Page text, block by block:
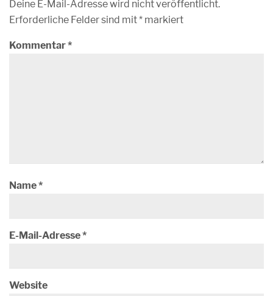
Deine E-Mail-Adresse wird nicht veröffentlicht.
Erforderliche Felder sind mit* markiert
Kommentar*
Name*
E-Mail-Adresse*
Website